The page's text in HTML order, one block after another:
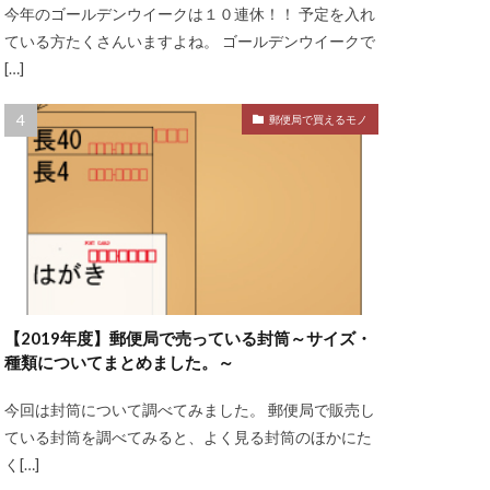
今年のゴールデンウイークは１０連休！！ 予定を入れ
ている方たくさんいますよね。 ゴールデンウイークで
[…]
郵便局で買えるモノ
【2019年度】郵便局で売っている封筒～サイズ・
種類についてまとめました。～
今回は封筒について調べてみました。 郵便局で販売し
ている封筒を調べてみると、よく見る封筒のほかにた
く[…]